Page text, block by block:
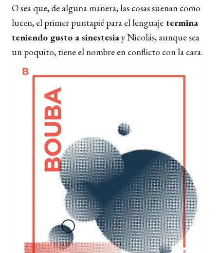
O sea que, de alguna manera, las cosas suenan como
lucen, el primer puntapié para el lenguaje termina
teniendo gusto a sinestesiay Nicolás, aunque sea
un poquito, tiene el nombre en conflicto con la cara.